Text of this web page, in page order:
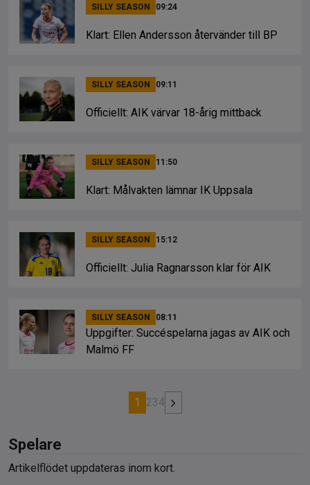
SILLY SEASON 09:24
Klart: Ellen Andersson återvänder till BP
SILLY SEASON 09:11
Officiellt: AIK värvar 18-årig mittback
SILLY SEASON 11:50
Klart: Målvakten lämnar IK Uppsala
SILLY SEASON 15:12
Officiellt: Julia Ragnarsson klar för AIK
SILLY SEASON 08:11
Uppgifter: Succéspelarna jagas av AIK och
Malmö FF
1 234
Spelare
Artikelflödet uppdateras inom kort.